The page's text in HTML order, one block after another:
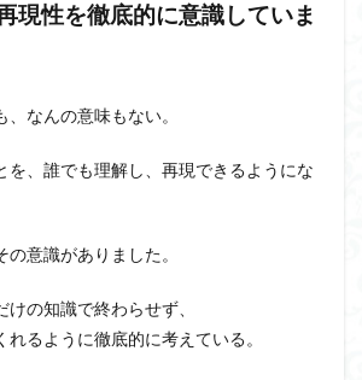
現性を徹底的に意識していま
なんの意味もない。
を、誰でも理解し、再現できるようにな
意識がありました。
の知識で終わらせず、
るように徹底的に考えている。